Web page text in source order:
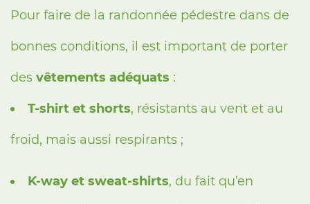
Pour faire de la randonnée pédestre dans de
bonnes conditions, il est important de porter
des vêtements adéquats :
T-shirt et shorts, résistants au vent et au
froid, mais aussi respirants ;
K-way et sweat-shirts, du fait qu’en